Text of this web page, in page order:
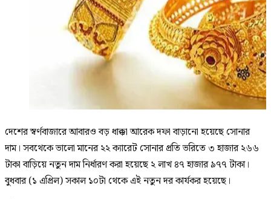
দেশের স্বর্ণবাজারে আবারও বড় ধাক্কা আরেক দফা বাড়ানো হয়েছে সোনার
দাম। সবথেকে ভালো মানের ২২ ক্যারেট সোনার প্রতি ভরিতে ৩ হাজার ২৬৬
টাকা বাড়িয়ে নতুন দাম নির্ধারণ করা হয়েছে ২ লাখ ৪৭ হাজার ৯৭৭ টাকা।
বুধবার (১ এপ্রিল) সকাল ১০টা থেকে এই নতুন দর কার্যকর হয়েছে।